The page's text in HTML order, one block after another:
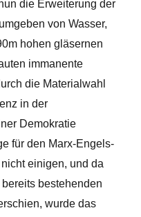
die Erweiterung der
von Wasser,
hohen gläsernen
immanente
die Materialwahl
in der
Demokratie
für den Marx-Engels-
einigen, und da
bestehenden
wurde das